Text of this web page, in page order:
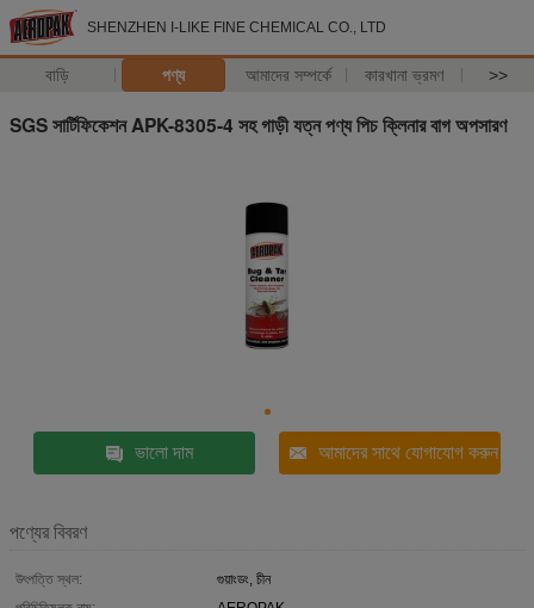
SHENZHEN I-LIKE FINE CHEMICAL CO., LTD
বাড়ি পণ্য আমাদের সম্পর্কে কারখানা ভ্রমণ >>
SGS সার্টিফিকেশন APK-8305-4 সহ গাড়ী যত্ন পণ্য পিচ ক্লিনার বাগ অপসারণ
ভালো দাম আমাদের সাথে যোগাযোগ করুন
পণ্যের বিবরণ
উৎপত্তি স্থল:
গুয়াংডং, চীন